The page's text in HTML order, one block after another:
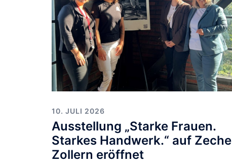
10. JULI 2026
Ausstellung „Starke Frauen.
Starkes Handwerk.“ auf Zeche
Zollern eröffnet